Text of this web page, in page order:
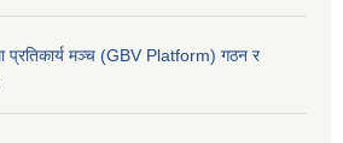
प्रतिकार्य मञ्च (GBV Platform) गठन र